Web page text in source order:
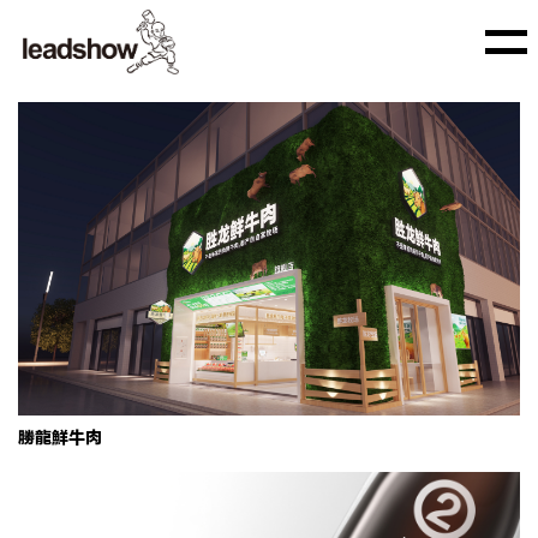
胜龙鲜牛肉